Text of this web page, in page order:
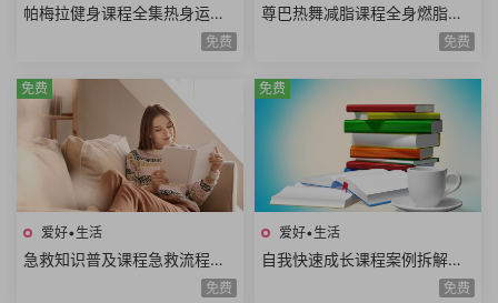
帕梅拉健身课程全集热身运动
全身训练腹部训练臀腿训练舞
免费
尊巴热舞减脂课程全身燃脂美
胸塑型缩腰平腹提臀塑腿Zumb
免费
爱好•生活
急救知识普及课程急救流程心
肺复苏哮喘发作止血包扎急性
免费
免费
爱好•生活
自我快速成长课程案例拆解职
场学习生活场景高效成长方法
免费
免费